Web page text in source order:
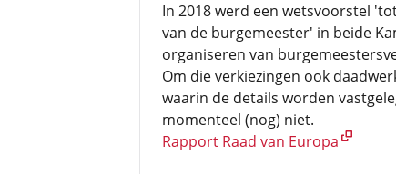
In 2018 werd een wetsvoorstel
van de burgemeester' in beide
organiseren van
Om die verkiezingen ook
waarin de details worden
momenteel (nog) niet.
Rapport Raad van Europa